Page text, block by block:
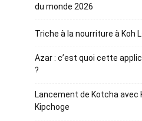
du monde 2026
Triche à la nourriture à Koh
Azar : c’est quoi cette
?
Lancement de Kotcha avec
Kipchoge